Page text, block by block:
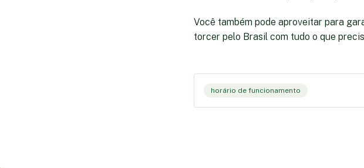
Você também pode aproveitar para
torcer pelo Brasil com tudo o que
horário de funcionamento